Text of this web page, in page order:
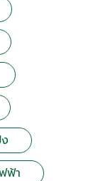
ฟ้า